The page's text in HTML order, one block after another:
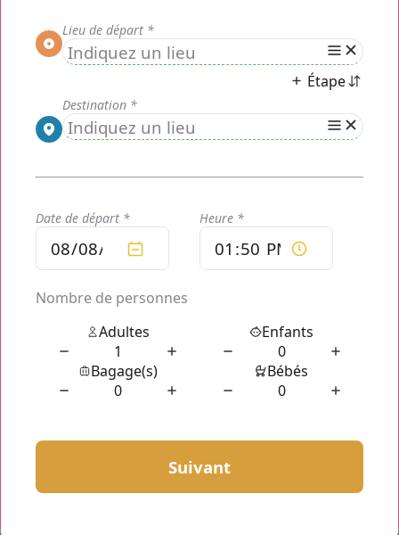
pour un mariage chic et impressionnant. Ne laissez pas
échapper ce jours magique sans mettre un souvenir qui
restera gravé à jamais dans vos mémoires et à celles de vos
invités.
Pour toute location de voiture de mariage, le service
sur mesure, en fonction de vos besoins et de votre budget.
Location mariage Fontenay-aux-
déplacements à bord d'une belle et luxueuse voiture,